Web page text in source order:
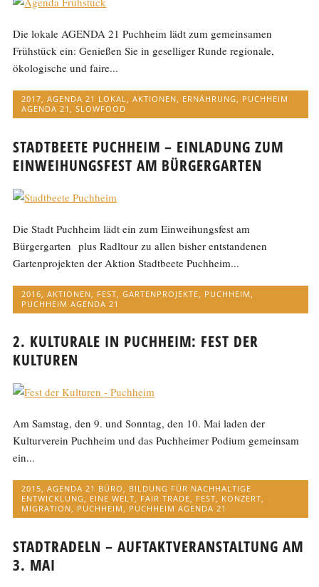
Die lokale AGENDA 21 Puchheim lädt zum gemeinsamen
Frühstück ein: Genießen Sie in geselliger Runde regionale,
ökologische und faire...
2017,AGENDA 21 LOKAL,AKTIONEN, ERNÄHRUNG, PUCHHEIM
AGENDA 21,SLOWFOOD
STADTBEETE PUCHHEIM – EINLADUNG ZUM
EINWEIHUNGSFEST AM BÜRGERGARTEN
Die Stadt Puchheim lädt ein zum Einweihungsfest am
Bürgergarten plus Radltour zu allen bisher entstandenen
Gartenprojekten der Aktion Stadtbeete Puchheim...
2016 ,AKTIONEN FEST ,GARTENPROJEKTE PUCHHEIM
PUCHHEIM AGENDA 21
2. KULTURALE IN PUCHHEIM: FEST DER
KULTUREN
Am Samstag, den 9. und Sonntag, den 10. Mai laden der
Kulturverein Puchheim und das Puchheimer Podium gemeinsam
ein...
2015,AGENDA 21 BÜRO, BILDUNG FÜR NACHHALTIGE
ENTWICKLUNG, EINE WELT, FAIR TRADE, FEST, KONZERT,
MIGRATION, PUCHHEIM, PUCHHEIM AGENDA 21
STADTRADELN – AUFTAKTVERANSTALTUNG AM
3. MAI